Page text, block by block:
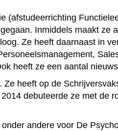
(afstudeerrichting
Inmiddels maakt ze
Ze heeft daarnaast in
heeft ze een aantal
Ze heeft op de
debuteerde ze met de
andere voor De